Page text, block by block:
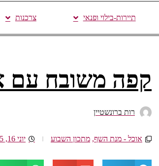
תיירות-בילוי ופנאי צרכנות
קפה משובח עם
רות ברונשטיין
אוכל - מנת השף, מתכון השבוע יוני 16, 2015